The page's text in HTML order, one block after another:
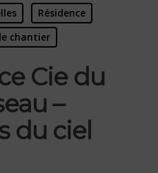
Résidence
chantier
Cie du
–
du ciel